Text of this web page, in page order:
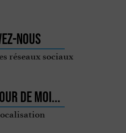
nous
réseaux sociaux
de moi...